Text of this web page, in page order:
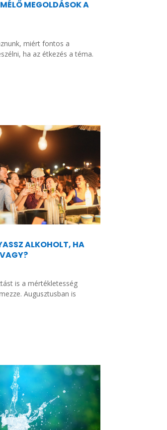
MEGOLDÁSOK A
miért fontos a
ha az étkezés a téma.
ALKOHOLT, HA
is a mértékletesség
Augusztusban is